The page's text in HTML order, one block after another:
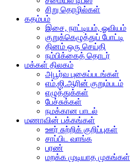
சிறு தொழில்கள்
கதம்பம்
இசை, நாட்டியம், ஓவியம்
குறுக்கெழுத்துப் போட்டி
தினம் ஒரு செய்தி
நம்பிக்கைத் தொடர்
மக்கள் திலகம்
அபூர்வ புகைப்படங்கள்
எம்.ஜி.ஆரின் குறும்படம்
எழுத்துக்கள்
பேச்சுக்கள்
நமக்கான பாடல்
மணாவின் பக்கங்கள்
ஊர் சுற்றிக் குறிப்புகள்
சாப்பிட வாங்க
பரண்
மறக்க முடியாத முகங்கள்